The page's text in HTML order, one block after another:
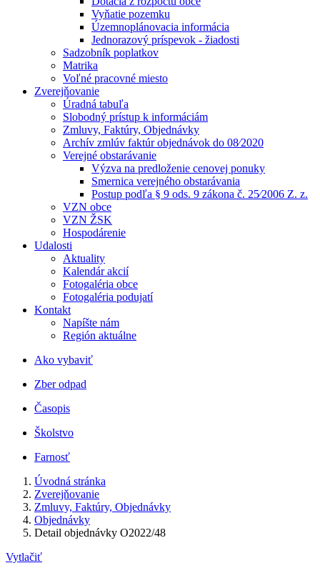
Vyňatie pozemku
Územnoplánovacia informácia
Jednorazový príspevok - žiadosti
Sadzobník poplatkov
Matrika
Voľné pracovné miesto
Zverejňovanie
Úradná tabuľa
Slobodný prístup k informáciám
Zmluvy, Faktúry, Objednávky
Archív zmlúv faktúr objednávok do 08⁄2020
Verejné obstarávanie
Výzva na predloženie cenovej ponuky
Smernica verejného obstarávania
Postup podľa § 9 ods. 9 zákona č. 25⁄2006 Z. z.
VZN obce
VZN ŽSK
Hospodárenie
Udalosti
Aktuality
Kalendár akcií
Fotogaléria obce
Fotogaléria podujatí
Kontakt
Napíšte nám
Región aktuálne
Ako vybaviť
Zber odpad
Časopis
Školstvo
Farnosť
Úvodná stránka
Zverejňovanie
Zmluvy, Faktúry, Objednávky
Objednávky
Detail objednávky O2022/48
Vytlačiť